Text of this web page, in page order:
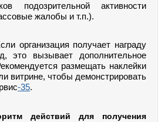
подозрительной активности
жалобы и т.п.).
организация получает награду
это вызывает дополнительное
размещать наклейки
витрине, чтобы демонстрировать
-35.
действий для получения